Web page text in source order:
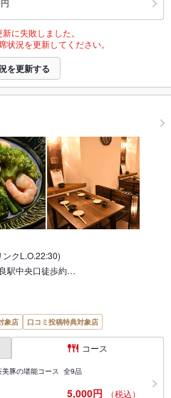
に失敗しました。
状況を更新してください。
を更新する
クL.O.22:30)
駅中央口徒歩約…
象店 口コミ投稿特典対象店
コース
美豚の堪能コース 全9品
5,000円 （税込）